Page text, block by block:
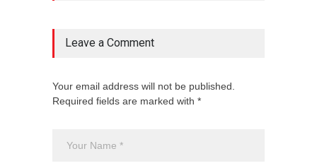
Leave a Comment
Your email address will not be published.
Required fields are marked with *